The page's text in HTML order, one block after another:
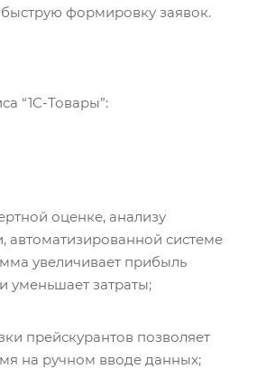
быструю формировку заявок.
“1С-Товары”:
оценке, анализу
автоматизированной системе
увеличивает прибыль
уменьшает затраты;
прейскурантов позволяет
на ручном вводе данных;